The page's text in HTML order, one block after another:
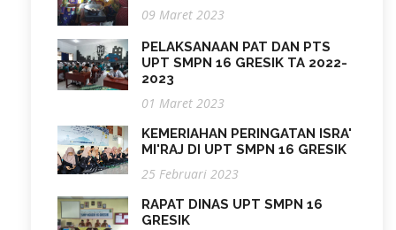
09 Maret 2023
PELAKSANAAN PAT DAN PTS
UPT SMPN 16 GRESIK TA 2022-
2023
01 Maret 2023
KEMERIAHAN PERINGATAN ISRA'
MI'RAJ DI UPT SMPN 16 GRESIK
25 Februari 2023
RAPAT DINAS UPT SMPN 16
GRESIK